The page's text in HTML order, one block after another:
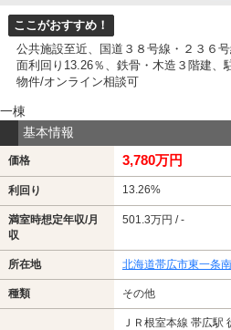
ここがおすすめ！
公共施設至近、国道３８号線・２３６
面利回り13.26％、鉄骨・木造３階建、
物件/オンライン相談可
一棟
基本情報
価格 3,780万円
利回り 13.26%
満室時想定年収/月
収
501.3万円 / -
所在地 北海道帯広市東一条
種類 その他
ＪＲ根室本線 帯広駅